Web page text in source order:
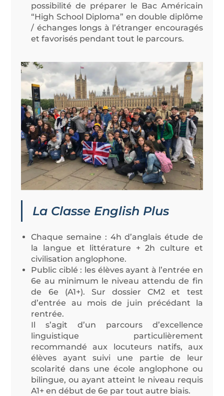
possibilité de préparer le Bac Américain
“High School Diploma” en double diplôme
/ échanges longs à l’étranger encouragés
et favorisés pendant tout le parcours.
La Classe English Plus
Chaque semaine : 4h d’anglais étude de
la langue et littérature + 2h culture et
civilisation anglophone.
Public ciblé : les élèves ayant à l’entrée en
6e au minimum le niveau attendu de fin
de 6e (A1+). Sur dossier CM2 et test
d’entrée au mois de juin précédant la
rentrée.
Il s’agit d’un parcours d’excellence
linguistique particulièrement
recommandé aux locuteurs natifs, aux
élèves ayant suivi une partie de leur
scolarité dans une école anglophone ou
bilingue, ou ayant atteint le niveau requis
A1+ en début de 6e par tout autre biais.